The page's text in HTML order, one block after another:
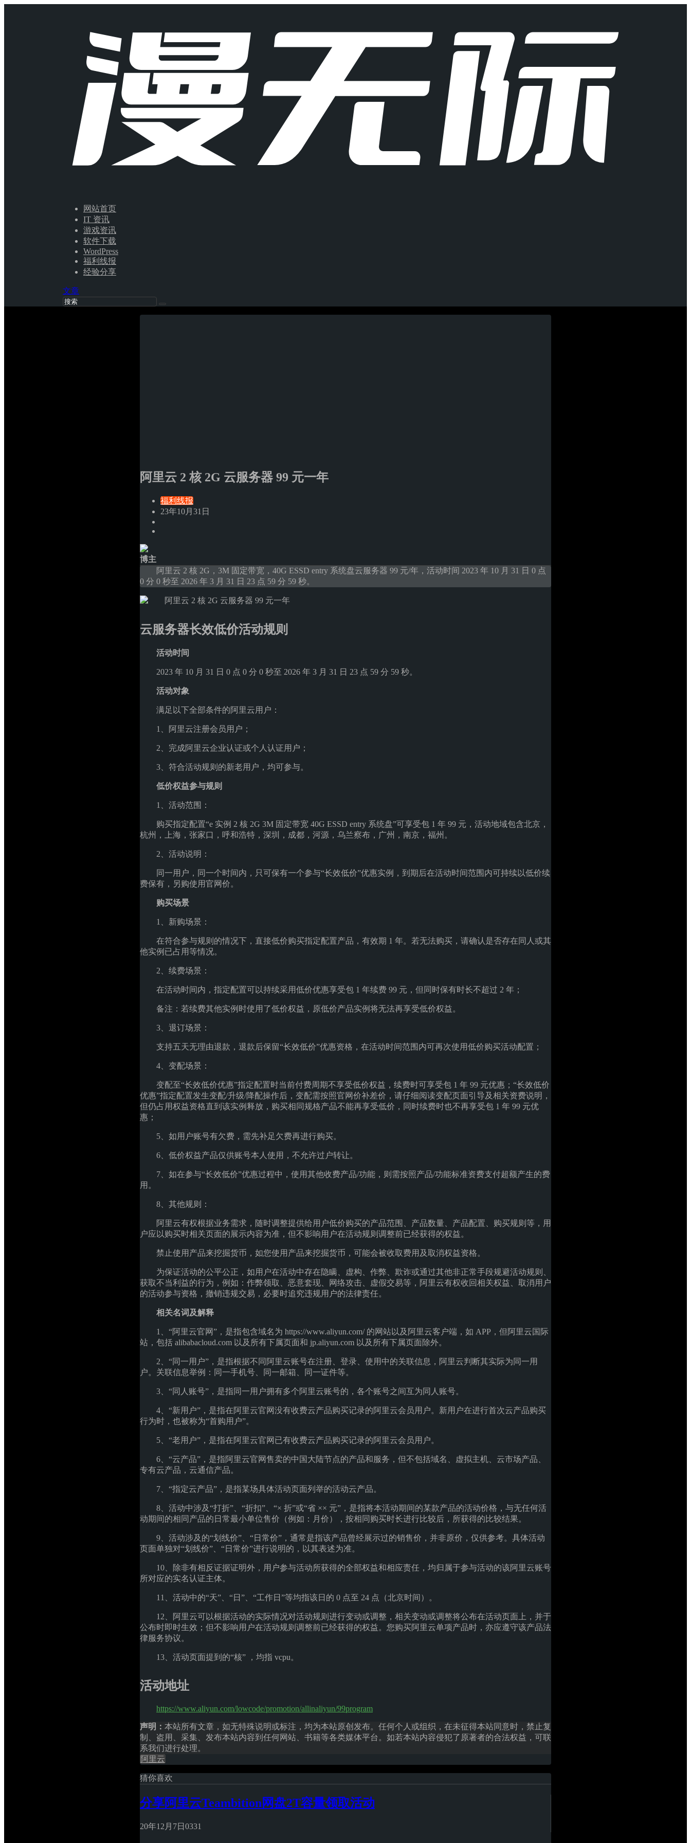
网站首页
IT 资讯
游戏资讯
软件下载
WordPress
福利线报
经验分享
文章
阿里云 2 核 2G 云服务器 99 元一年
福利线报
23年10月31日
博主
阿里云 2 核 2G，3M 固定带宽，40G ESSD entry 系统盘云服务器 99 元/年，活动时间 2023 年 10 月 31 日 0 点
0 分 0 秒至 2026 年 3 月 31 日 23 点 59 分 59 秒。
云服务器长效低价活动规则
活动时间
2023 年 10 月 31 日 0 点 0 分 0 秒至 2026 年 3 月 31 日 23 点 59 分 59 秒。
活动对象
满足以下全部条件的阿里云用户：
1、阿里云注册会员用户；
2、完成阿里云企业认证或个人认证用户；
3、符合活动规则的新老用户，均可参与。
低价权益参与规则
1、活动范围：
购买指定配置“e 实例 2 核 2G 3M 固定带宽 40G ESSD entry 系统盘”可享受包 1 年 99 元，活动地域包含北京，
杭州，上海，张家口，呼和浩特，深圳，成都，河源，乌兰察布，广州，南京，福州。
2、活动说明：
同一用户，同一个时间内，只可保有一个参与“长效低价”优惠实例，到期后在活动时间范围内可持续以低价续
费保有，另购使用官网价。
购买场景
1、新购场景：
在符合参与规则的情况下，直接低价购买指定配置产品，有效期 1 年。若无法购买，请确认是否存在同人或其
他实例已占用等情况。
2、续费场景：
在活动时间内，指定配置可以持续采用低价优惠享受包 1 年续费 99 元，但同时保有时长不超过 2 年；
备注：若续费其他实例时使用了低价权益，原低价产品实例将无法再享受低价权益。
3、退订场景：
支持五天无理由退款，退款后保留“长效低价”优惠资格，在活动时间范围内可再次使用低价购买活动配置；
4、变配场景：
变配至“长效低价优惠”指定配置时当前付费周期不享受低价权益，续费时可享受包 1 年 99 元优惠；“长效低价
优惠”指定配置发生变配/升级/降配操作后，变配需按照官网价补差价，请仔细阅读变配页面引导及相关资费说明，
但仍占用权益资格直到该实例释放，购买相同规格产品不能再享受低价，同时续费时也不再享受包 1 年 99 元优
惠；
5、如用户账号有欠费，需先补足欠费再进行购买。
6、低价权益产品仅供账号本人使用，不允许过户转让。
7、如在参与“长效低价”优惠过程中，使用其他收费产品/功能，则需按照产品/功能标准资费支付超额产生的费
用。
8、其他规则：
阿里云有权根据业务需求，随时调整提供给用户低价购买的产品范围、产品数量、产品配置、购买规则等，用
户应以购买时相关页面的展示内容为准，但不影响用户在活动规则调整前已经获得的权益。
禁止使用产品来挖掘货币，如您使用产品来挖掘货币，可能会被收取费用及取消权益资格。
为保证活动的公平公正，如用户在活动中存在隐瞒、虚构、作弊、欺诈或通过其他非正常手段规避活动规则、
获取不当利益的行为，例如：作弊领取、恶意套现、网络攻击、虚假交易等，阿里云有权收回相关权益、取消用户
的活动参与资格，撤销违规交易，必要时追究违规用户的法律责任。
相关名词及解释
1、“阿里云官网”，是指包含域名为 https://www.aliyun.com/ 的网站以及阿里云客户端，如 APP，但阿里云国际
站，包括 alibabacloud.com 以及所有下属页面和 jp.aliyun.com 以及所有下属页面除外。
2、“同一用户”，是指根据不同阿里云账号在注册、登录、使用中的关联信息，阿里云判断其实际为同一用
户。关联信息举例：同一手机号、同一邮箱、同一证件等。
3、“同人账号”，是指同一用户拥有多个阿里云账号的，各个账号之间互为同人账号。
4、“新用户”，是指在阿里云官网没有收费云产品购买记录的阿里云会员用户。新用户在进行首次云产品购买
行为时，也被称为“首购用户”。
5、“老用户”，是指在阿里云官网已有收费云产品购买记录的阿里云会员用户。
6、“云产品”，是指阿里云官网售卖的中国大陆节点的产品和服务，但不包括域名、虚拟主机、云市场产品、
专有云产品，云通信产品。
7、“指定云产品”，是指某场具体活动页面列举的活动云产品。
8、活动中涉及“打折”、“折扣”、“× 折”或“省 ×× 元”，是指将本活动期间的某款产品的活动价格，与无任何活
动期间的相同产品的日常最小单位售价（例如：月价），按相同购买时长进行比较后，所获得的比较结果。
9、活动涉及的“划线价”、“日常价”，通常是指该产品曾经展示过的销售价，并非原价，仅供参考。具体活动
页面单独对“划线价”、“日常价”进行说明的，以其表述为准。
10、除非有相反证据证明外，用户参与活动所获得的全部权益和相应责任，均归属于参与活动的该阿里云账号
所对应的实名认证主体。
11、活动中的“天”、“日”、“工作日”等均指该日的 0 点至 24 点（北京时间）。
12、阿里云可以根据活动的实际情况对活动规则进行变动或调整，相关变动或调整将公布在活动页面上，并于
公布时即时生效；但不影响用户在活动规则调整前已经获得的权益。您购买阿里云单项产品时，亦应遵守该产品法
律服务协议。
13、活动页面提到的“核” ，均指 vcpu。
活动地址
https://www.aliyun.com/lowcode/promotion/allinaliyun/99program
声明： 本站所有文章，如无特殊说明或标注，均为本站原创发布。任何个人或组织，在未征得本站同意时，禁止复
制、盗用、采集、发布本站内容到任何网站、书籍等各类媒体平台。如若本站内容侵犯了原著者的合法权益，可联
系我们进行处理。
阿里云
猜你喜欢
分享阿里云Teambition网盘2T容量领取活动
20年12月7日 0331